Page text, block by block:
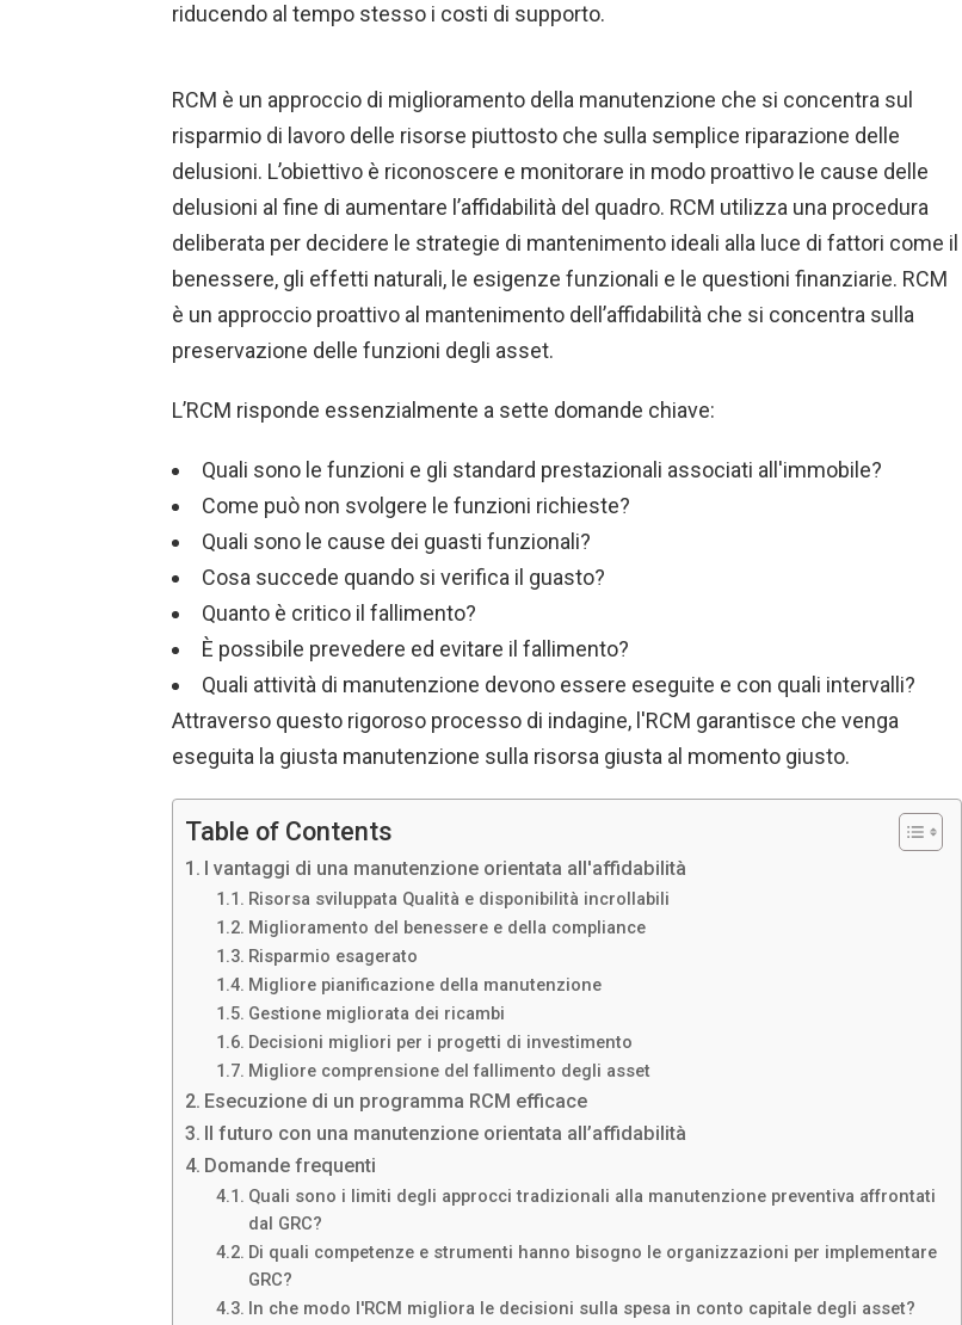
riducendo al tempo stesso i costi di supporto.
RCM è un approccio di miglioramento della manutenzione che si concentra sul
risparmio di lavoro delle risorse piuttosto che sulla semplice riparazione delle
delusioni. L’obiettivo è riconoscere e monitorare in modo proattivo le cause delle
delusioni al fine di aumentare l’affidabilità del quadro. RCM utilizza una procedura
deliberata per decidere le strategie di mantenimento ideali alla luce di fattori come il
benessere, gli effetti naturali, le esigenze funzionali e le questioni finanziarie. RCM
è un approccio proattivo al mantenimento dell’affidabilità che si concentra sulla
preservazione delle funzioni degli asset.
L’RCM risponde essenzialmente a sette domande chiave:
Quali sono le funzioni e gli standard prestazionali associati all'immobile?
Come può non svolgere le funzioni richieste?
Quali sono le cause dei guasti funzionali?
Cosa succede quando si verifica il guasto?
Quanto è critico il fallimento?
È possibile prevedere ed evitare il fallimento?
Quali attività di manutenzione devono essere eseguite e con quali intervalli?
Attraverso questo rigoroso processo di indagine, l'RCM garantisce che venga
eseguita la giusta manutenzione sulla risorsa giusta al momento giusto.
Table of Contents
I vantaggi di una manutenzione orientata all'affidabilità
Risorsa sviluppata Qualità e disponibilità incrollabili
Miglioramento del benessere e della compliance
Risparmio esagerato
Migliore pianificazione della manutenzione
Gestione migliorata dei ricambi
Decisioni migliori per i progetti di investimento
Migliore comprensione del fallimento degli asset
Esecuzione di un programma RCM efficace
Il futuro con una manutenzione orientata all’affidabilità
Domande frequenti
Quali sono i limiti degli approcci tradizionali alla manutenzione preventiva affrontati
dal GRC?
Di quali competenze e strumenti hanno bisogno le organizzazioni per implementare
GRC?
In che modo l'RCM migliora le decisioni sulla spesa in conto capitale degli asset?